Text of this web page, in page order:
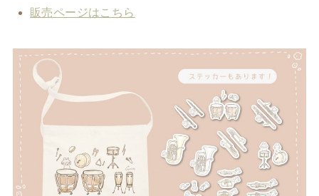
販売ページはこちら